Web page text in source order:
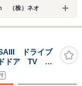
（株）ネオ
ドライブ
ドドア TV ク
オートマチ
グストッ